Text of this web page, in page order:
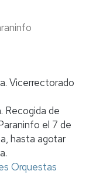
Vicerrectorado
Recogida de
el 7 de
hasta agotar
Orquestas